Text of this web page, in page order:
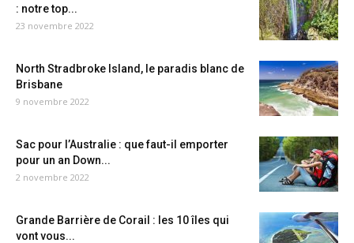
: notre top...
23 novembre 2022
North Stradbroke Island, le paradis blanc de
Brisbane
9 novembre 2022
Sac pour l’Australie : que faut-il emporter
pour un an Down...
2 novembre 2022
Grande Barrière de Corail : les 10 îles qui
vont vous...